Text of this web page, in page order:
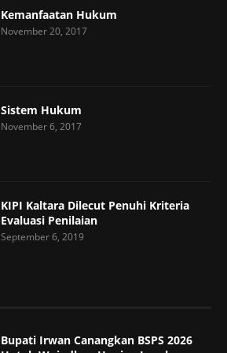
Kemanfaatan Hukum
November 20, 2017
Sistem Hukum
November 6, 2017
KIPI Kaltara Dilecut Penuhi Kriteria
Evaluasi Penilaian
September 6, 2019
Bupati Irwan Canangkan BSPS 2026